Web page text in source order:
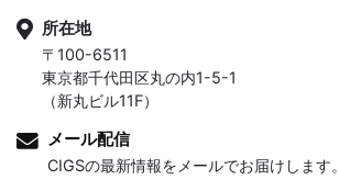
所在地
〒100-6511
東京都千代田区丸の内1-5-1
（新丸ビル11F）
メール配信
CIGSの最新情報をメールでお届けします。